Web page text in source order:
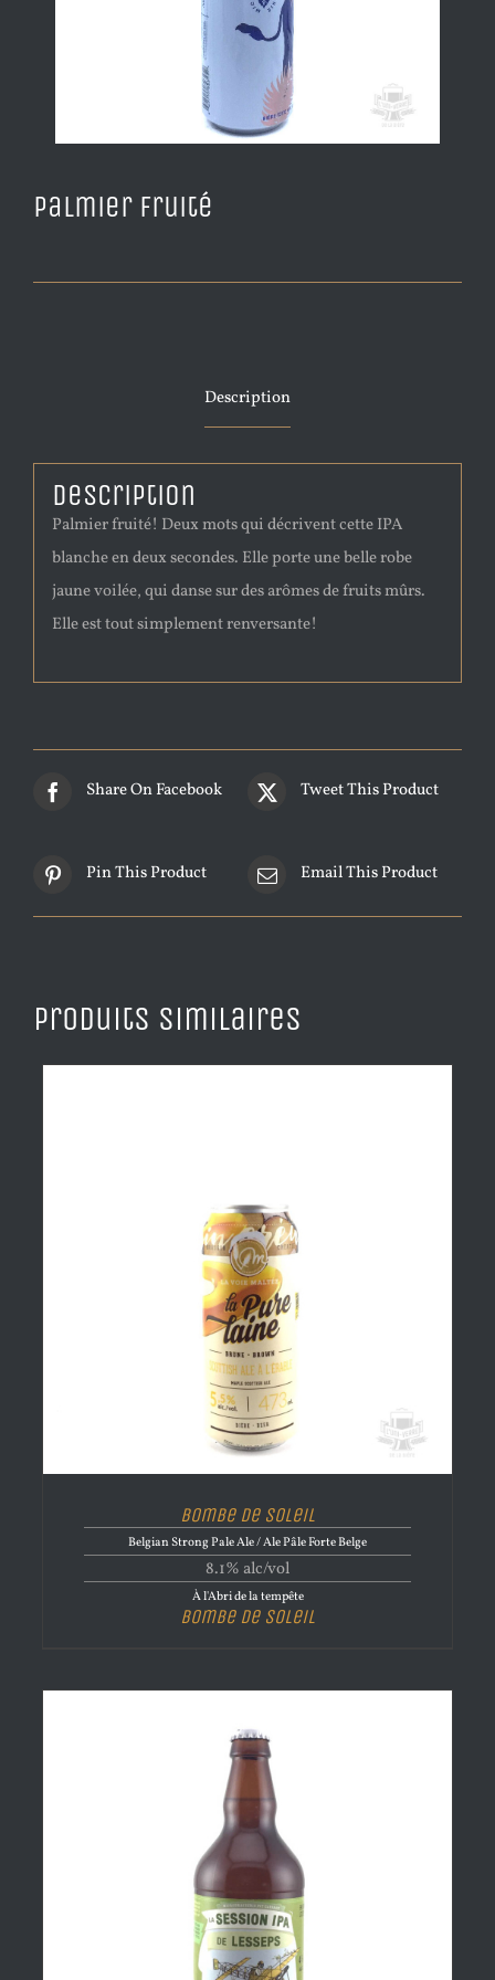
Palmier Fruité
Description
Description
Palmier fruité! Deux mots qui décrivent cette IPA
blanche en deux secondes. Elle porte une belle robe
jaune voilée, qui danse sur des arômes de fruits mûrs.
Elle est tout simplement renversante!
Share On Facebook Tweet This Product
Pin This Product Email This Product
Produits similaires
Bombe de Soleil
Belgian Strong Pale Ale / Ale Pâle Forte Belge
8.1% alc/vol
À l'Abri de la tempête
Bombe de Soleil